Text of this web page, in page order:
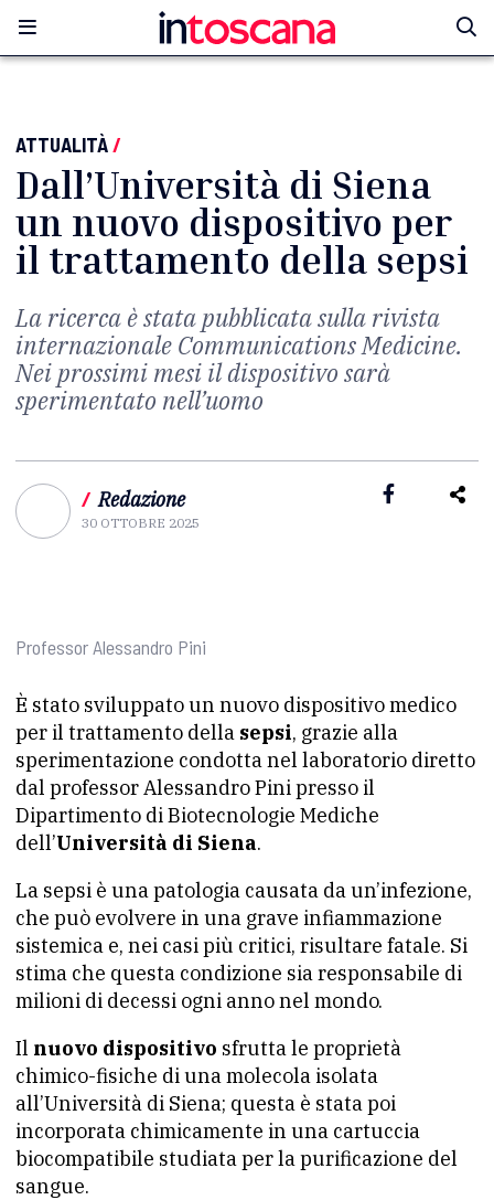
ATTUALITÀ/
Dall’Università di Siena
un nuovo dispositivo per
il trattamento della sepsi
La ricerca è stata pubblicata sulla rivista
internazionale Communications Medicine.
Nei prossimi mesi il dispositivo sarà
sperimentato nell’uomo
/ Redazione
30 OTTOBRE 2025
Professor Alessandro Pini
È stato sviluppato un nuovo dispositivo medico
per il trattamento della sepsi, grazie alla
sperimentazione condotta nel laboratorio diretto
dal professor Alessandro Pini presso il
Dipartimento di Biotecnologie Mediche
dell’Università di Siena.​
La sepsi è una patologia causata da un’infezione,
che può evolvere in una grave infiammazione
sistemica e, nei casi più critici, risultare fatale. Si
stima che questa condizione sia responsabile di
milioni di decessi ogni anno nel mondo.​
Il nuovo dispositivo sfrutta le proprietà
chimico-fisiche di una molecola isolata
all’Università di Siena; questa è stata poi
incorporata chimicamente in una cartuccia
biocompatibile studiata per la purificazione del
sangue.​